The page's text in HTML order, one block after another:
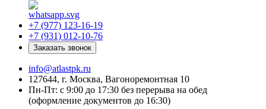
+7 (977) 123-16-19
+7 (931) 012-10-76
Заказать звонок
info@atlastpk.ru
127644, г. Москва, Вагоноремонтная 10
Пн-Пт: с 9:00 до 17:30 без перерыва на обед
(оформление документов до 16:30)